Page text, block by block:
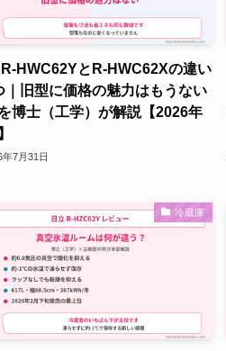
R-HWC62YとR-HWC62Xの違い
｜旧型に価格の魅力はもうない
博士（工学）が解説【2026年
年7月31日
冷蔵庫